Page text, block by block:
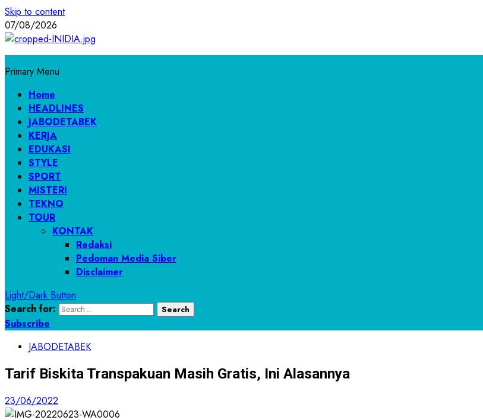
Skip to content
07/08/2026
Primary Menu
Home
HEADLINES
JABODETABEK
KERJA
EDUKASI
STYLE
SPORT
MISTERI
TEKNO
TOUR
KONTAK
Redaksi
Pedoman Media Siber
Disclaimer
Light/Dark Button
Search for:
Subscribe
JABODETABEK
Tarif Biskita Transpakuan Masih Gratis, Ini Alasannya
23/06/2022